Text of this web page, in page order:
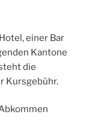
einer Bar
Kantone
die
Kursgebühr.